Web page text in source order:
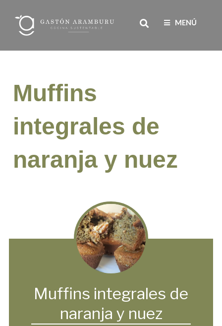
contenido
Search
MENÚ
Muffins
integrales de
naranja y nuez
Muffins integrales de
naranja y nuez